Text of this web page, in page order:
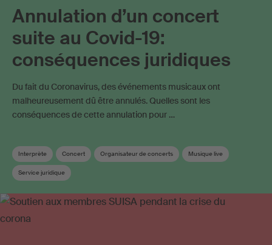
Annulation d’un concert
suite au Covid-19:
conséquences juridiques
Du fait du Coronavirus, des événements musicaux ont
malheureusement dû être annulés. Quelles sont les
conséquences de cette annulation pour …
Interprète Concert Organisateur de concerts Musique live
Service juridique